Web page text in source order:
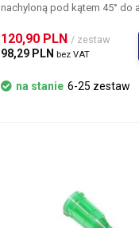
nachyloną pod kątem 45° do
miejscach. Kaniula każdej
wykonana ze stali nierdzewnej i
nylonowej szyjce z
do przykręcenia do kartridża.
120,90 PLN / zestaw
98,29 PLN bez VAT
na stanie 6-25 zestaw